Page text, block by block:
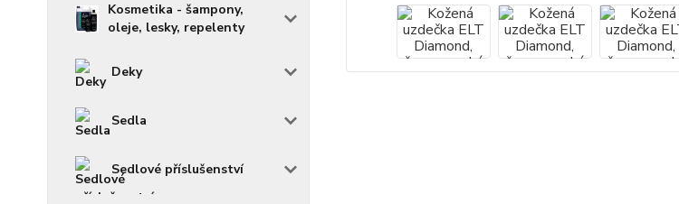
Kosmetika - šampony,
oleje, lesky, repelenty
Deky
Sedla
Sedlové příslušenství